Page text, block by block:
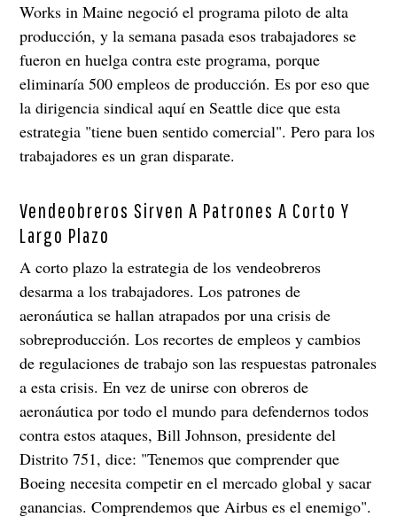
Works in Maine negoció el programa piloto de alta
producción, y la semana pasada esos trabajadores se
fueron en huelga contra este programa, porque
eliminaría 500 empleos de producción. Es por eso que
la dirigencia sindical aquí en Seattle dice que esta
estrategia "tiene buen sentido comercial". Pero para los
trabajadores es un gran disparate.
Vendeobreros Sirven A Patrones A Corto Y
Largo Plazo
A corto plazo la estrategia de los vendeobreros
desarma a los trabajadores. Los patrones de
aeronáutica se hallan atrapados por una crisis de
sobreproducción. Los recortes de empleos y cambios
de regulaciones de trabajo son las respuestas patronales
a esta crisis. En vez de unirse con obreros de
aeronáutica por todo el mundo para defendernos todos
contra estos ataques, Bill Johnson, presidente del
Distrito 751, dice: "Tenemos que comprender que
Boeing necesita competir en el mercado global y sacar
ganancias. Comprendemos que Airbus es el enemigo".